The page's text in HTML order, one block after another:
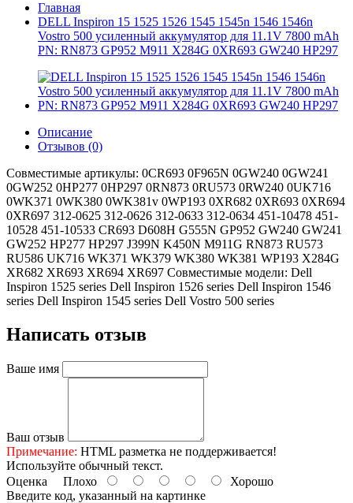
Главная
DELL Inspiron 15 1525 1526 1545 1545n 1546 1546n
Vostro 500 усиленный аккумулятор для 11.1V 7800 mAh
PN: RN873 GP952 M911 X284G 0XR693 GW240 HP297
Описание
Отзывов (0)
Совместимые артикулы: 0CR693 0F965N 0GW240 0GW241
0GW252 0HP277 0HP297 0RN873 0RU573 0RW240 0UK716
0WK371 0WK380 0WK381v 0WP193 0XR682 0XR693 0XR694
0XR697 312-0625 312-0626 312-0633 312-0634 451-10478 451-
10528 451-10533 CR693 D608H G555N GP952 GW240 GW241
GW252 HP277 HP297 J399N K450N M911G RN873 RU573
RU586 UK716 WK371 WK379 WK380 WK381 WP193 X284G
XR682 XR693 XR694 XR697 Совместимые модели: Dell
Inspiron 1525 series Dell Inspiron 1526 series Dell Inspiron 1546
series Dell Inspiron 1545 series Dell Vostro 500 series
Написать отзыв
Ваше имя
Ваш отзыв
Примечание: HTML разметка не поддерживается!
Используйте обычный текст.
Оценка Плохо
Хорошо
Введите код, указанный на картинке